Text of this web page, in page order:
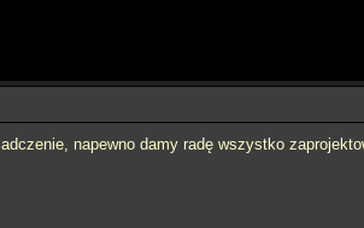
napewno damy radę wszystko